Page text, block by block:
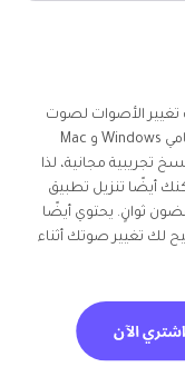
الأصوات لصوت
فريزا التي يمكنك استخدامها على حواسيبك بنظامي Windows و Mac
تجريبية مجانية، لذا
أيضًا تنزيل تطبيق
غضون ثوانٍ. يحتوي أيضًا
لك تغيير صوتك أثناء